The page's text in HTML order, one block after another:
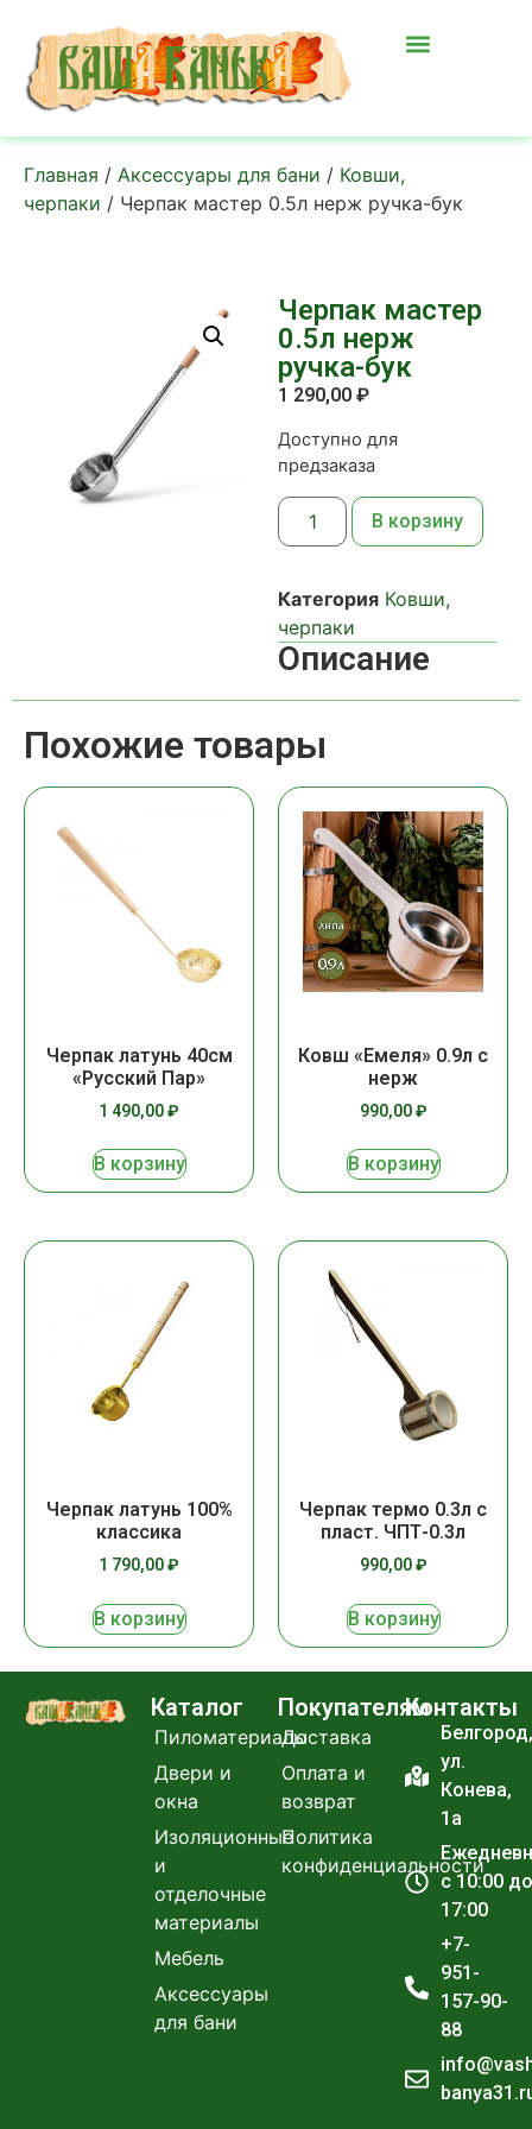
Главная / Аксессуары для бани / Ковши,
черпаки / Черпак мастер 0.5л нерж ручка-бук
Черпак мастер
0.5л нерж
ручка-бук
1 290,00 ₽
Доступно для
предзаказа
В корзину
Категория Ковши,
черпаки
Описание
Похожие товары
Черпак латунь 40см
«Русский Пар»
1 490,00₽
В корзину
Ковш «Емеля» 0.9л с
нерж
990,00₽
В корзину
Черпак латунь 100%
классика
1 790,00₽
В корзину
Черпак термо 0.3л с
пласт. ЧПТ-0.3л
990,00₽
В корзину
Каталог
Пиломатериалы
Двери и
окна
Изоляционные
и
отделочные
материалы
Мебель
Аксессуары
для бани
Покупателям
Доставка
Оплата и
возврат
Политика
конфиденциальности
Контакты
Белгород,
ул.
Конева,
1а
с 10:00 до
17:00
+7-
951-
157-90-
88